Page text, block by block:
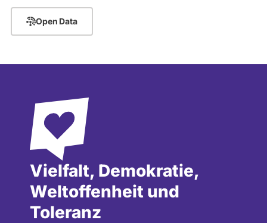
Open Data
Vielfalt, Demokratie,
Weltoffenheit und
Toleranz